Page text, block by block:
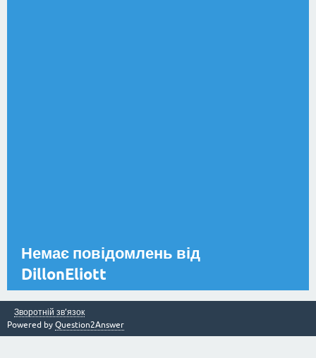
Немає повідомлень від
DillonEliott
Зворотній зв’язок
Powered by Question2Answer